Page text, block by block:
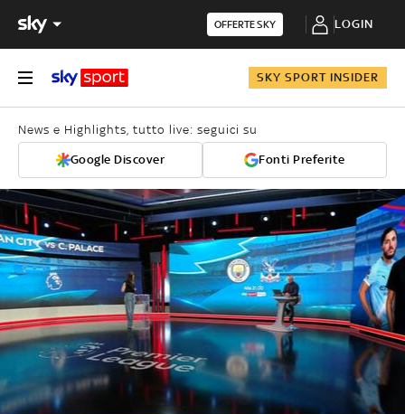
OFFERTE SKY LOGIN
SKY SPORT INSIDER
News e Highlights, tutto live: seguici su
Google Discover Fonti Preferite